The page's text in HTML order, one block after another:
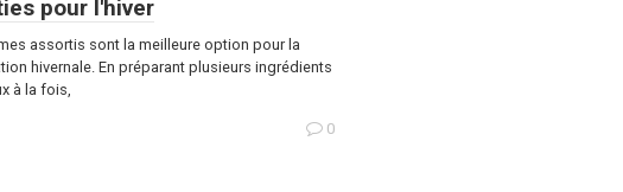
pour l'hiver
assortis sont la meilleure option pour la
hivernale. En préparant plusieurs ingrédients
à la fois,
0